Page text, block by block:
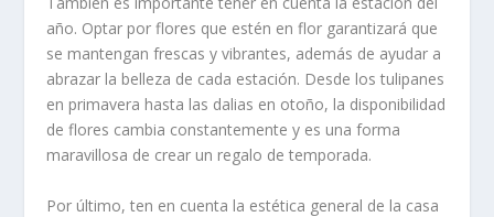
año. Optar por flores que estén en flor garantizará que
se mantengan frescas y vibrantes, además de ayudar a
abrazar la belleza de cada estación. Desde los tulipanes
en primavera hasta las dalias en otoño, la disponibilidad
de flores cambia constantemente y es una forma
maravillosa de crear un regalo de temporada.
Por último, ten en cuenta la estética general de la casa